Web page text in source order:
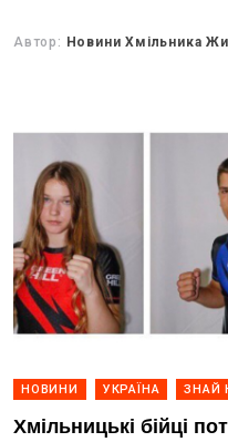
Автор: Новини Хмільника
НОВИНИ УКРАЇНА ЗНАЙ
Хмільницькі бійці